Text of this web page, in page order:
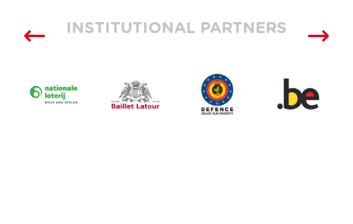
INSTITUTIONAL PARTNERS